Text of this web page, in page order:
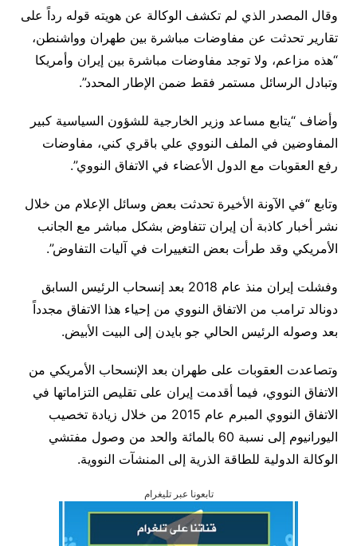
وقال المصدر الذي لم تكشف الوكالة عن هويته قوله رداً على
تقارير تحدثت عن مفاوضات مباشرة بين طهران وواشنطن،
“هذه مزاعم، ولا توجد مفاوضات مباشرة بين إيران وأمريكا
وتبادل الرسائل مستمر فقط ضمن الإطار المحدد”.
وأضاف “يتابع مساعد وزير الخارجية للشؤون السياسية كبير
المفاوضين في الملف النووي علي باقري كني، مفاوضات
رفع العقوبات مع الدول الأعضاء في الاتفاق النووي”.
وتابع “في الآونة الأخيرة تحدثت بعض وسائل الإعلام من خلال
نشر أخبار كاذبة أن إيران تتفاوض بشكل مباشر مع الجانب
الأمريكي وقد طرأت بعض التغييرات في آليات التفاوض”.
وفشلت إيران منذ عام 2018 بعد إنسحاب الرئيس السابق
دونالد ترامب من الاتفاق النووي من إحياء هذا الاتفاق مجدداً
بعد وصوله الرئيس الحالي جو بايدن إلى البيت الأبيض.
وتصاعدت العقوبات على طهران بعد الإنسحاب الأمريكي من
الاتفاق النووي، فيما أقدمت إيران على تقليص التزاماتها في
الاتفاق النووي المبرم عام 2015 من خلال زيادة تخصيب
اليورانيوم إلى نسبة 60 بالمائة والحد من وصول مفتشي
الوكالة الدولية للطاقة الذرية إلى المنشآت النووية.
تابعونا عبر تليغرام